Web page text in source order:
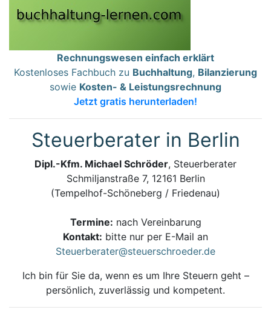
Rechnungswesen einfach erklärt
Kostenloses Fachbuch zu Buchhaltung, Bilanzierung
sowie Kosten- & Leistungsrechnung
Jetzt gratis herunterladen!
Steuerberater in Berlin
Dipl.-Kfm. Michael Schröder, Steuerberater
Schmiljanstraße 7, 12161 Berlin
(Tempelhof-Schöneberg / Friedenau)
Termine: nach Vereinbarung
Kontakt: bitte nur per E-Mail an
Steuerberater@steuerschroeder.de
Ich bin für Sie da, wenn es um Ihre Steuern geht –
persönlich, zuverlässig und kompetent.